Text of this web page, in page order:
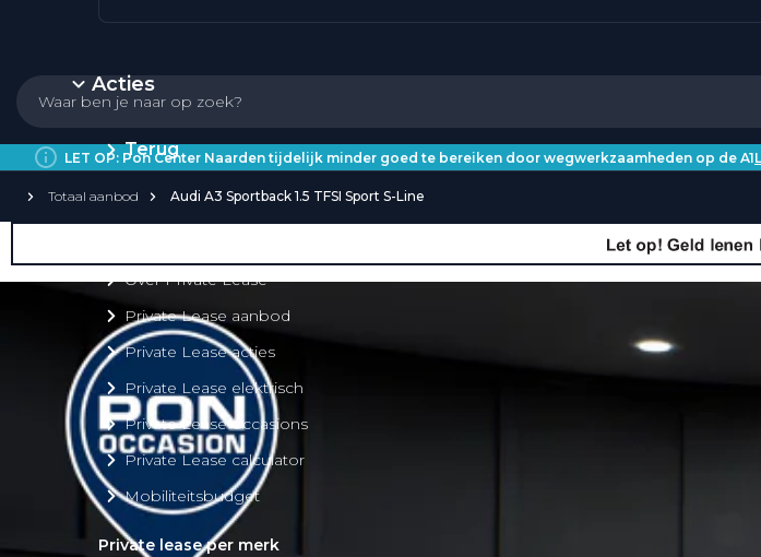
Acties
Terug
Over Private Lease
Private Lease aanbod
Private Lease acties
Private Lease elektrisch
Private Lease occasions
Private Lease calculator
Mobiliteitsbudget
Private lease per merk
LET OP: Pon Center Naarden tijdelijk minder goed te bereiken door wegwerkzaamheden op de A1
Totaal aanbod Audi A3 Sportback 1.5 TFSI Sport S-Line